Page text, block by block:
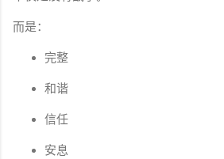
而是：
完整
和谐
信任
安息